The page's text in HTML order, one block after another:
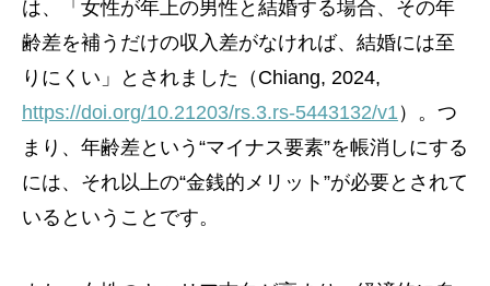
は、「女性が年上の男性と結婚する場合、その年
齢差を補うだけの収入差がなければ、結婚には至
りにくい」とされました（Chiang, 2024,
https://doi.org/10.21203/rs.3.rs-5443132/v1 ）。つ
まり、年齢差という“マイナス要素”を帳消しにする
には、それ以上の“金銭的メリット”が必要とされて
いるということです。